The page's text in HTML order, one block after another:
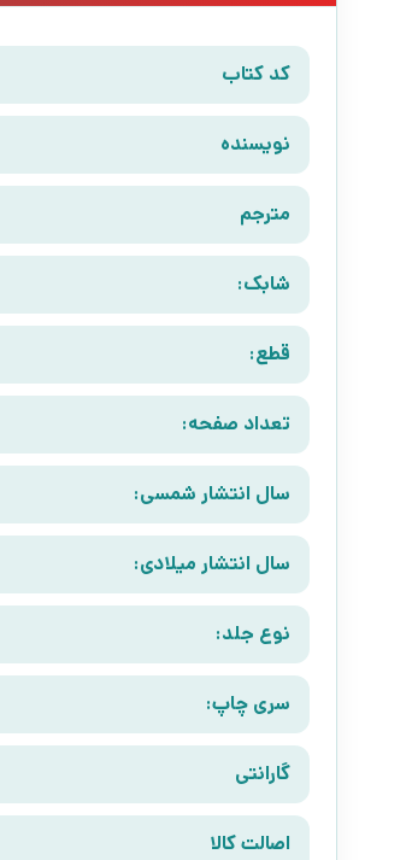
کد کتاب
نویسنده
مترجم
شابک:
قطع:
تعداد صفحه:
سال انتشار شمسی:
سال انتشار میلادی:
نوع جلد:
سری چاپ:
گارانتی
اصالت کالا